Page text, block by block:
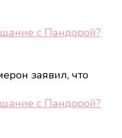
с Пандорой?
заявил, что
с Пандорой?